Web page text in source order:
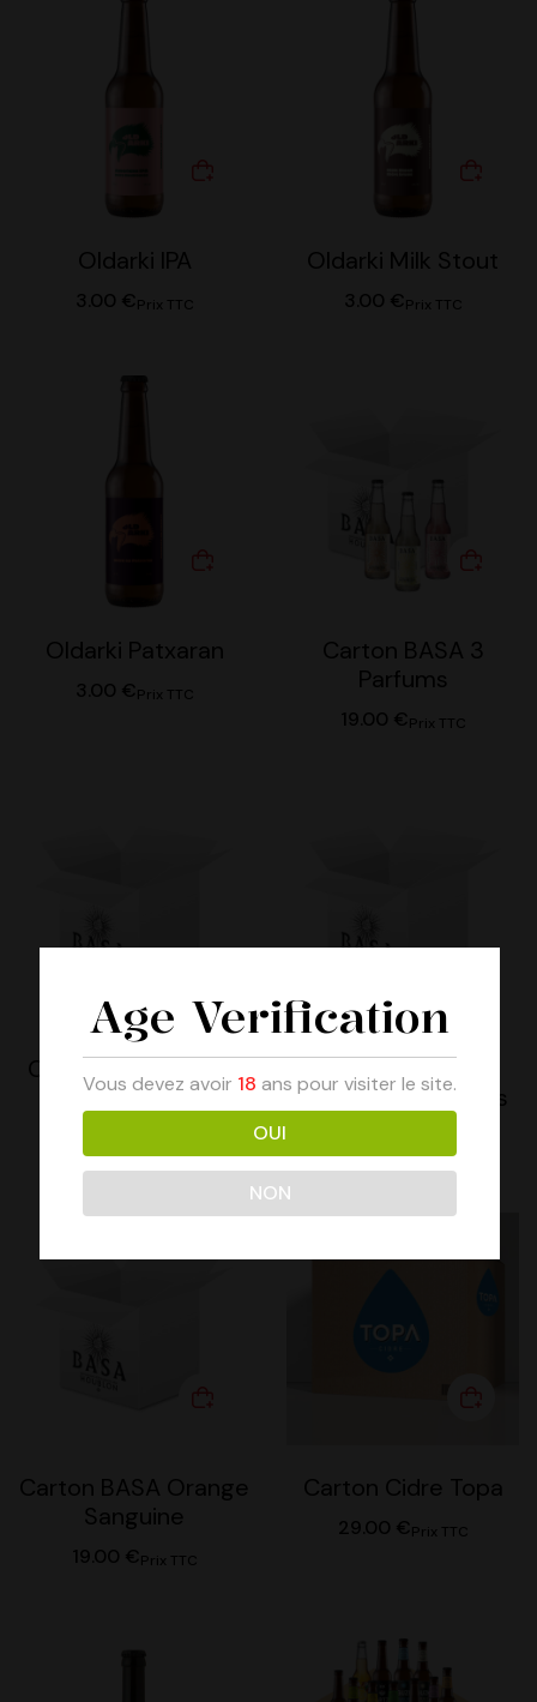
Oldarki IPA
3.00 €Prix TTC
Oldarki Milk Stout
3.00 €Prix TTC
Oldarki Patxaran
3.00 €Prix TTC
Carton BASA 3
Parfums
19.00 €Prix TTC
Carton BASA Citron
19.00€Prix TTC
Carton BASA
Framboise Hibiscus
Carton BASA Orange
Sanguine
19.00 €Prix TTC
Carton Cidre Topa
29.00 €Prix TTC
Age Verification
Vous devez avoir 18 ans pour visiter le site.
OUI
NON